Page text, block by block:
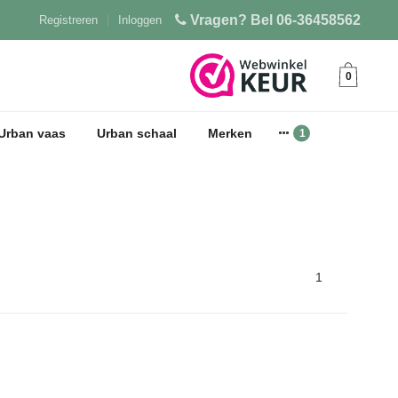
Vragen? Bel 06-36458562
Inloggen
Registreren
0
vaas Urban schaal Merken
1